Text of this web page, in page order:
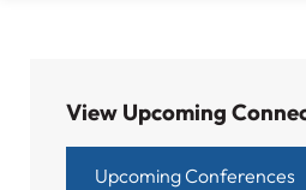
View Upcoming
Upcoming Conferences